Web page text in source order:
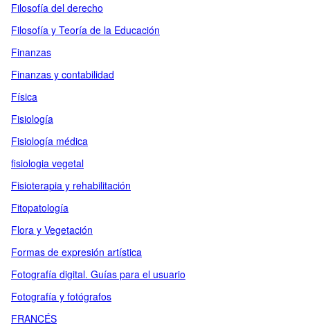
Filosofía del derecho
Filosofía y Teoría de la Educación
Finanzas
Finanzas y contabilidad
Física
Fisiología
Fisiología médica
fisiologia vegetal
Fisioterapia y rehabilitación
Fitopatología
Flora y Vegetación
Formas de expresión artística
Fotografía digital. Guías para el usuario
Fotografía y fotógrafos
FRANCÉS